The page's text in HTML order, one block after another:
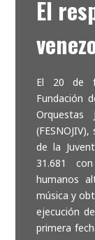
El
El 20 de
Fundación
Orquestas
de la
31.681
humanos
música y
ejecución
primera